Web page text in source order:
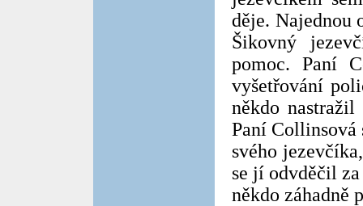
děje. Najednou
Šikovný
pomoc. Paní
vyšetřování
někdo
Paní Collinsová
svého
se jí odvděčil
někdo záhadně